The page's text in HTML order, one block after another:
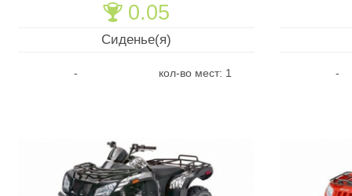
🏆 0.05
Сиденье(я)
- кол-во мест: 1 -